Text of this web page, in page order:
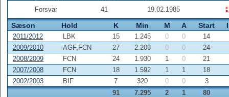
Forsvar 41 19.02.1985
Sæson Hold K Min M A Start
2011/2012 LBK 15 1.245 0 0
14
2009/2010
AGF,FCN 27 2.208 0 0
24
2008/2009
FCN 24 1.930 1 0
21
2007/2008
FCN 18 1.592 1 1
18
2002/2003
BIF 7 320 0 0
3
91
7.295 2 1 80